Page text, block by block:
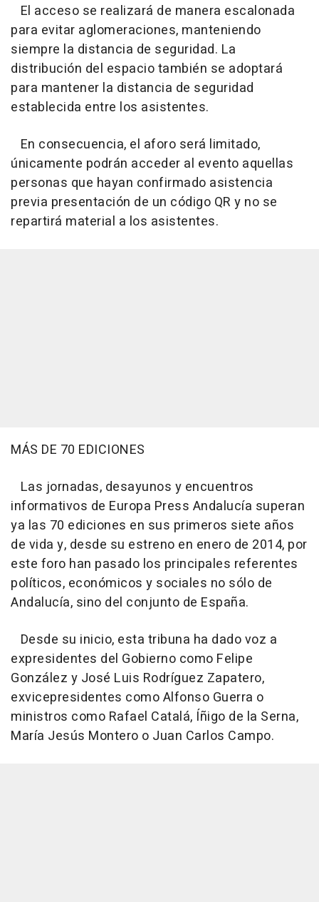
El acceso se realizará de manera escalonada
para evitar aglomeraciones, manteniendo
siempre la distancia de seguridad. La
distribución del espacio también se adoptará
para mantener la distancia de seguridad
establecida entre los asistentes.
En consecuencia, el aforo será limitado,
únicamente podrán acceder al evento aquellas
personas que hayan confirmado asistencia
previa presentación de un código QR y no se
repartirá material a los asistentes.
MÁS DE 70 EDICIONES
Las jornadas, desayunos y encuentros
informativos de Europa Press Andalucía superan
ya las 70 ediciones en sus primeros siete años
de vida y, desde su estreno en enero de 2014, por
este foro han pasado los principales referentes
políticos, económicos y sociales no sólo de
Andalucía, sino del conjunto de España.
Desde su inicio, esta tribuna ha dado voz a
expresidentes del Gobierno como Felipe
González y José Luis Rodríguez Zapatero,
exvicepresidentes como Alfonso Guerra o
ministros como Rafael Catalá, Íñigo de la Serna,
María Jesús Montero o Juan Carlos Campo.